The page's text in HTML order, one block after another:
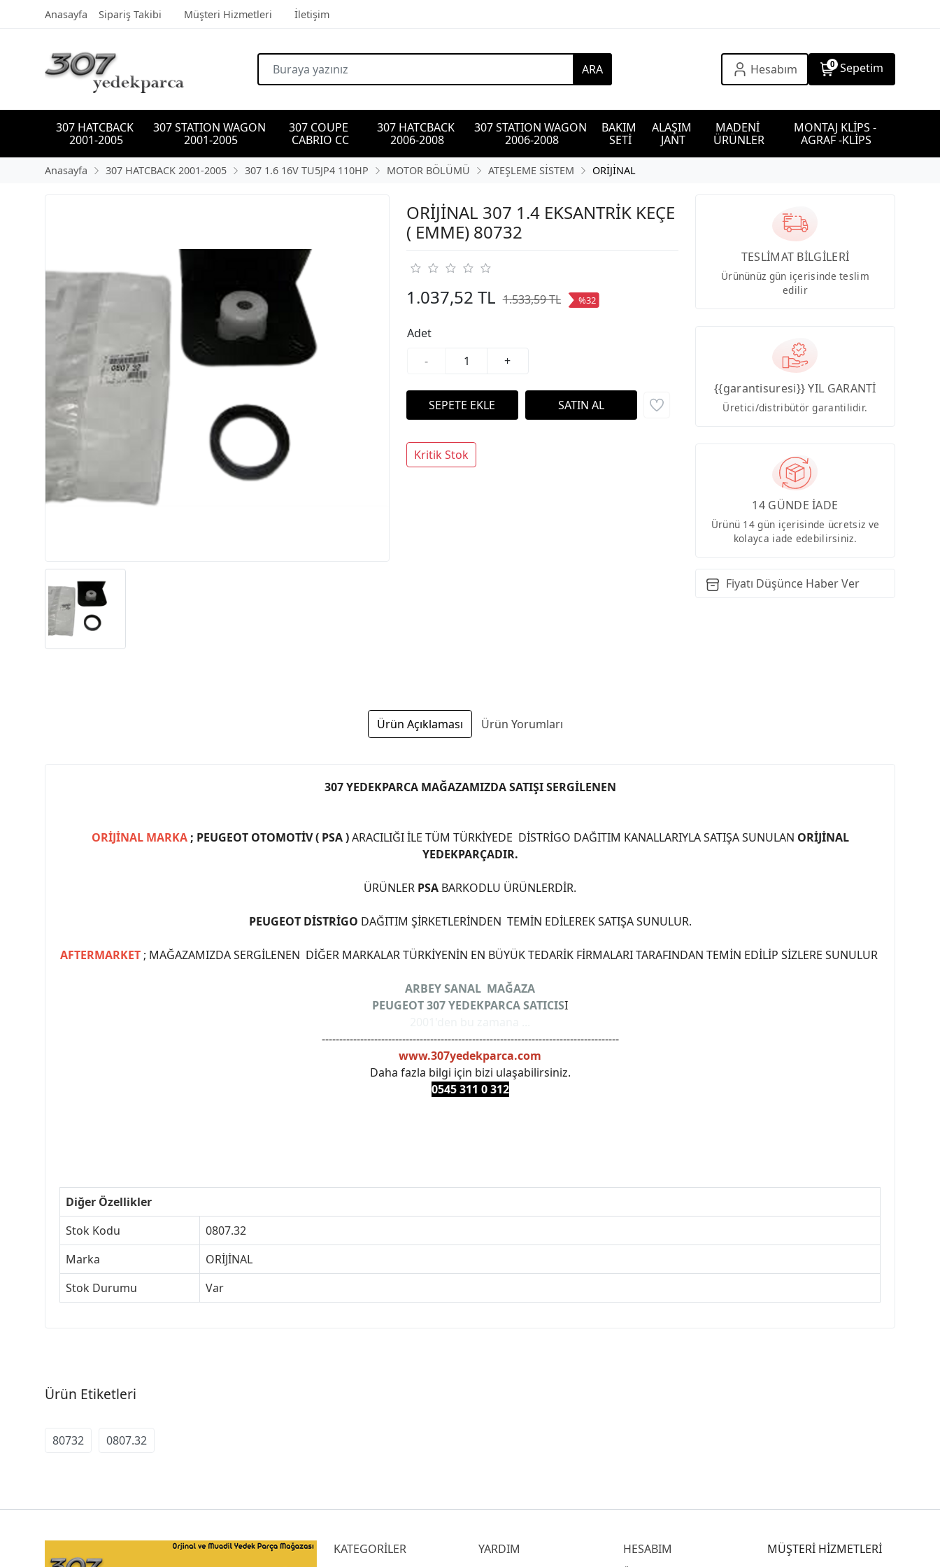
Anasayfa Sipariş Takibi Müşteri Hizmetleri İletişim
ARA Hesabım 0 Sepetim
307 HATCBACK
2001-2005
307 STATION WAGON
2001-2005
307 COUPE
CABRIO CC
307 HATCBACK
2006-2008
307 STATION WAGON
2006-2008
BAKIM
SETİ
ALAŞIM
JANT
MADENİ
ÜRÜNLER
MONTAJ KLİPS -
AGRAF -KLİPS
Anasayfa 307 HATCBACK 2001-2005 307 1.6 16V TU5JP4 110HP MOTOR BÖLÜMÜ ATEŞLEME SİSTEM ORİJİNAL
ORİJİNAL 307 1.4 EKSANTRİK KEÇE
( EMME) 80732
1.037,52 TL 1.533,59 TL %32
Adet
-
+
Kritik Stok
TESLİMAT BİLGİLERİ
Ürününüz gün içerisinde teslim
edilir
{{garantisuresi}} YIL GARANTİ
Üretici/distribütör garantilidir.
14 GÜNDE İADE
Ürünü 14 gün içerisinde ücretsiz ve
kolayca iade edebilirsiniz.
Fiyatı Düşünce Haber Ver
Ürün Açıklaması Ürün Yorumları
307 YEDEKPARCA MAĞAZAMIZDA SATIŞI SERGİLENEN
ORİJİNAL MARKA; PEUGEOT OTOMOTİV ( PSA )ARACILIĞI İLE TÜM TÜRKİYEDE DİSTRİGO DAĞITIM KANALLARIYLA SATIŞA SUNULAN ORİJİNAL
YEDEKPARÇADIR.
ÜRÜNLER PSA BARKODLU ÜRÜNLERDİR.
PEUGEOT DİSTRİGO DAĞITIM ŞİRKETLERİNDEN TEMİN EDİLEREK SATIŞA SUNULUR.
AFTERMARKET ; MAĞAZAMIZDA SERGİLENEN DİĞER MARKALAR TÜRKİYENİN EN BÜYÜK TEDARİK FİRMALARI TARAFINDAN TEMİN EDİLİP SİZLERE SUNULUR
ARBEY SANAL MAĞAZA
PEUGEOT 307 YEDEKPARCA SATICISI
-------------------------------------------------------------------------------------
www.307yedekparca.com
Daha fazla bilgi için bizi ulaşabilirsiniz.
0545 311 0 312
Diğer Özellikler
Stok Kodu
0807.32
Marka
ORİJİNAL
Stok Durumu
Var
Ürün Etiketleri
80732 0807.32
KATEGORİLER YARDIM HESABIM MÜŞTERİ HİZMETLERİ